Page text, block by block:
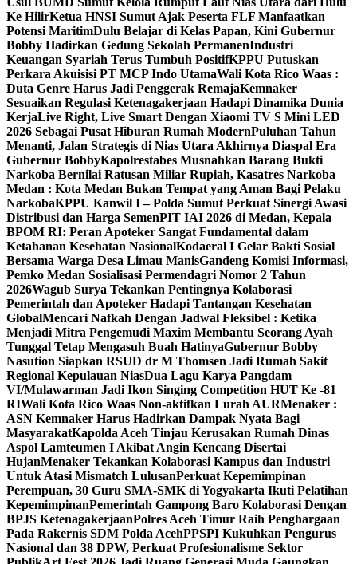
Ke HilirKetua HNSI Sumut Ajak Peserta FLF Manfaatkan
Potensi MaritimDulu Belajar di Kelas Papan, Kini Gubernur
Bobby Hadirkan Gedung Sekolah PermanenIndustri
Keuangan Syariah Terus Tumbuh PositifKPPU Putuskan
Perkara Akuisisi PT MCP Indo UtamaWali Kota Rico Waas :
Duta Genre Harus Jadi Penggerak RemajaKemnaker
Sesuaikan Regulasi Ketenagakerjaan Hadapi Dinamika Dunia
KerjaLive Right, Live Smart Dengan Xiaomi TV S Mini LED
2026 Sebagai Pusat Hiburan Rumah ModernPuluhan Tahun
Menanti, Jalan Strategis di Nias Utara Akhirnya Diaspal Era
Gubernur BobbyKapolrestabes Musnahkan Barang Bukti
Narkoba Bernilai Ratusan Miliar Rupiah, Kasatres Narkoba
Medan : Kota Medan Bukan Tempat yang Aman Bagi Pelaku
NarkobaKPPU Kanwil I – Polda Sumut Perkuat Sinergi Awasi
Distribusi dan Harga SemenPIT IAI 2026 di Medan, Kepala
BPOM RI: Peran Apoteker Sangat Fundamental dalam
Ketahanan Kesehatan NasionalKodaeral I Gelar Bakti Sosial
Bersama Warga Desa Limau ManisGandeng Komisi Informasi,
Pemko Medan Sosialisasi Permendagri Nomor 2 Tahun
2026Wagub Surya Tekankan Pentingnya Kolaborasi
Pemerintah dan Apoteker Hadapi Tantangan Kesehatan
GlobalMencari Nafkah Dengan Jadwal Fleksibel : Ketika
Menjadi Mitra Pengemudi Maxim Membantu Seorang Ayah
Tunggal Tetap Mengasuh Buah HatinyaGubernur Bobby
Nasution Siapkan RSUD dr M Thomsen Jadi Rumah Sakit
Regional Kepulauan NiasDua Lagu Karya Pangdam
VI/Mulawarman Jadi Ikon Singing Competition HUT Ke -81
RIWali Kota Rico Waas Non-aktifkan Lurah AURMenaker :
ASN Kemnaker Harus Hadirkan Dampak Nyata Bagi
MasyarakatKapolda Aceh Tinjau Kerusakan Rumah Dinas
Aspol Lamteumen I Akibat Angin Kencang Disertai
HujanMenaker Tekankan Kolaborasi Kampus dan Industri
Untuk Atasi Mismatch LulusanPerkuat Kepemimpinan
Perempuan, 30 Guru SMA-SMK di Yogyakarta Ikuti Pelatihan
KepemimpinanPemerintah Gampong Baro Kolaborasi Dengan
BPJS KetenagakerjaanPolres Aceh Timur Raih Penghargaan
Pada Rakernis SDM Polda AcehPPSPI Kukuhkan Pengurus
Nasional dan 38 DPW, Perkuat Profesionalisme Sektor